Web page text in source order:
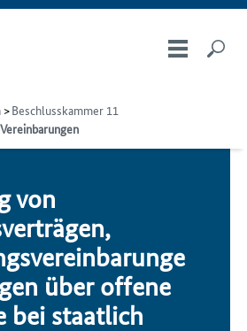
Beschlusskammer 11
von
über offene
bei staatlich